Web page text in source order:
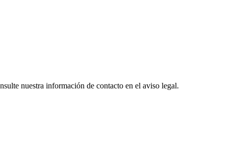
nuestra información de contacto en el aviso legal.